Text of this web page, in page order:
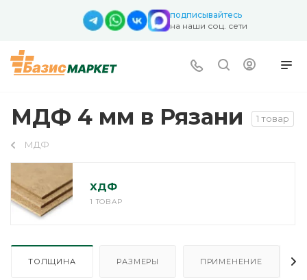
подписывайтесь
на наши соц. сети
МДФ 4 мм в Рязани 1 товар
МДФ
ХДФ
1 ТОВАР
ТОЛЩИНА РАЗМЕРЫ ПРИМЕНЕНИЕ